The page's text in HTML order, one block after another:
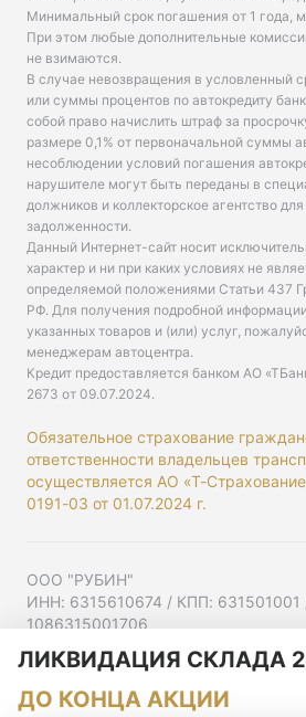
Минимальный срок погашения от 1 года,
При этом любые дополнительные
не взимаются.
В случае невозвращения в условленный
или суммы процентов по автокредиту
собой право начислить штраф за
размере 0,1% от первоначальной суммы
несоблюдении условий погашения
нарушителе могут быть переданы в
должников и коллекторское агентство
задолженности.
Данный Интернет-сайт носит
характер и ни при каких условиях не
определяемой положениями Статьи 437
РФ. Для получения подробной
указанных товаров и (или) услуг,
менеджерам автоцентра.
Кредит предоставляется банком АО
2673 от 09.07.2024.
Обязательное страхование
ответственности владельцев
осуществляется АО «Т-
0191-03 от 01.07.2024 г.
ООО "РУБИН"
ИНН: 6315610674 / КПП:
1086315001706
Ульяновская ул, д. 52/55, помещ. 9-
Согласие на рекламную рассылку
ЛИКВИДАЦИЯ СКЛАДА
ДО КОНЦА АКЦИИ